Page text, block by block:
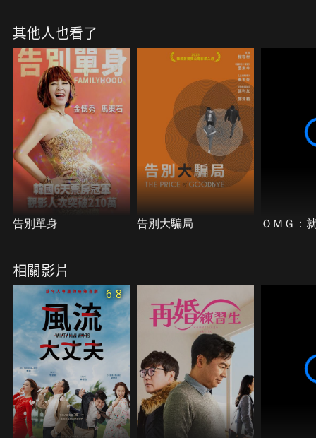
險正在等著他們！
其他人也看了
告別單身 告別大騙局 ＯＭＧ：
相關影片
6.8